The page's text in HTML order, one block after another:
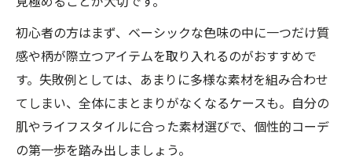
初心者の方はまず、ベーシックな色味の中に一つだけ質
感や柄が際立つアイテムを取り入れるのがおすすめで
す。失敗例としては、あまりに多様な素材を組み合わせ
てしまい、全体にまとまりがなくなるケースも。自分の
肌やライフスタイルに合った素材選びで、個性的コーデ
の第一歩を踏み出しましょう。